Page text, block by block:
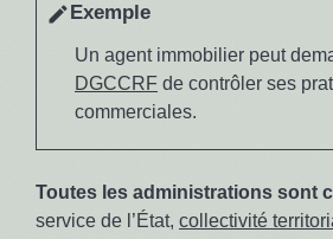
editExemple
Un agent immobilier peut
DGCCRF de contrôler ses
commerciales.
Toutes les administrations sont
service de l’État, collectivité